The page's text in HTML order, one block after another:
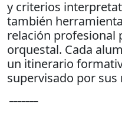
y criterios
también
relación profesional
orquestal. Cada
un itinerario
supervisado por